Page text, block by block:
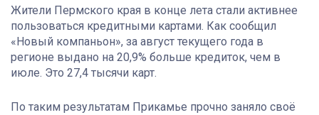
Жители Пермского края в конце лета стали активнее
пользоваться кредитными картами. Как сообщил
«Новый компаньон», за август текущего года в
регионе выдано на 20,9% больше кредиток, чем в
июле. Это 27,4 тысячи карт.
По таким результатам Прикамье прочно заняло своё